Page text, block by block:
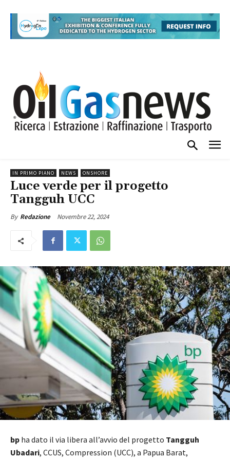
IN PRIMO PIANO NEWS ONSHORE
Luce verde per il progetto
Tangguh UCC
By Redazione Novembre 22, 2024
bp ha dato il via libera all’avvio del progetto Tangguh
Ubadari, CCUS, Compression (UCC), a Papua Barat,